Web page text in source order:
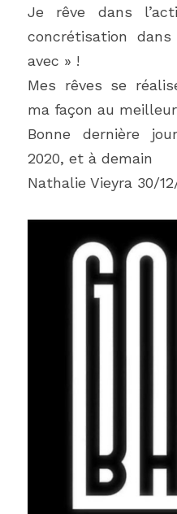
Je rêve dans
concrétisation
avec » !
Mes rêves se
ma façon au
Bonne dernière
2020, et à demain
Nathalie Vieyra 30/